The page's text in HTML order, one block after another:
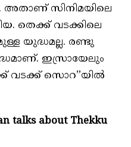
അതാണ് സിനിമയിലെ
തെക്ക് വടക്കിലെ
യുദ്ധമല്ല. രണ്ടു
ഇസ്രായേലും
വടക്ക് സൊറ”യിൽ
talks about Thekku